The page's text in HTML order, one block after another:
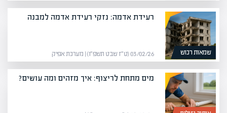
שמאות רכוש
רעידת אדמה: נזקי רעידת אדמה למבנה
03/02/26 (ט״ז שבט תשפ״ו) | מערכת אפיק
מים מתחת לריצוף: איך מזהים ומה עושים?